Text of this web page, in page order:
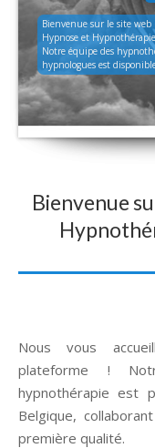
Bienvenue sur le site web
Hypnose et
Notre équipe des
hypnologues est
Bienvenue
Nous vous
plateforme !
hypnothérapie est
Belgique,
première qualité.